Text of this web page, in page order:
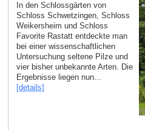
In den Schlossgärten von
Schloss Schwetzingen, Schloss
Weikersheim und Schloss
Favorite Rastatt entdeckte man
bei einer wissenschaftlichen
Untersuchung seltene Pilze und
vier bisher unbekannte Arten. Die
Ergebnisse liegen nun...
[details]